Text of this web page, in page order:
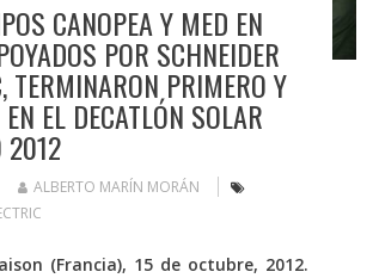
CANOPEA Y MED EN
POR SCHNEIDER
TERMINARON PRIMERO Y
EL DECATLÓN SOLAR
2012
ALBERTO MARÍN MORÁN
(Francia), 15 de octubre, 2012.